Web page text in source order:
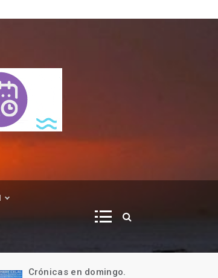
Crónicas en domingo.